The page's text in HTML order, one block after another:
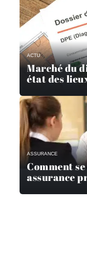
ACTU
Marché du
état des
ASSURANCE
Comment
assurance